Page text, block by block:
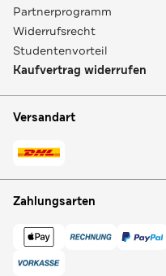
Partnerprogramm
Widerrufsrecht
Studentenvorteil
Kaufvertrag widerrufen
Versandart
Zahlungsarten